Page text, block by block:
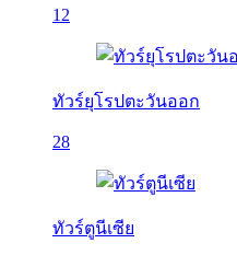
12
ทัวร์ยุโรปตะวันออก
28
ทัวร์ตูนีเซีย